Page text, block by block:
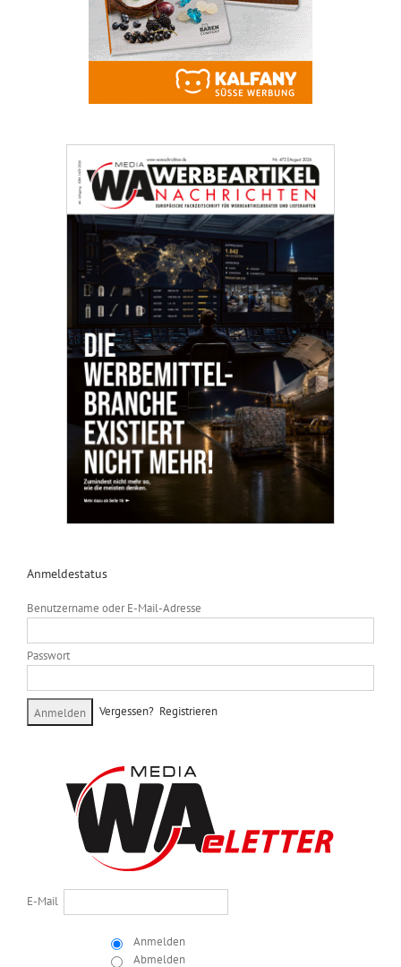
Anmeldestatus
Benutzername oder E-Mail-Adresse
Passwort
Vergessen? Registrieren
E-Mail
Anmelden
Abmelden